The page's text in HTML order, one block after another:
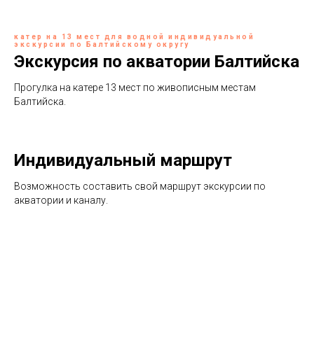
катер на 13 мест для водной индивидуальной
экскурсии по Балтийскому округу
Экскурсия по акватории Балтийска
Прогулка на катере 13 мест по живописным местам
Балтийска.
Индивидуальный маршрут
Возможность составить свой маршрут экскурсии по
акватории и каналу.